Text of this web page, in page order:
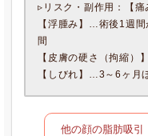
▹リスク・副作用：【
【浮腫み】…術後1週
間
【皮膚の硬さ（拘縮
【しびれ】…3～6ヶ月
他の顔の脂肪吸引